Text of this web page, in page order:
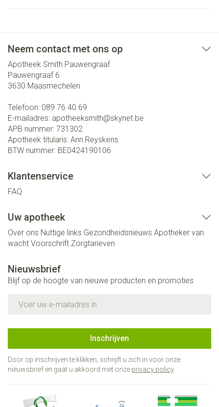
Neem contact met ons op
Apotheek Smith Pauwengraaf
Pauwengraaf 6
3630 Maasmechelen
Telefoon: 089 76 40 69
E-mailadres: apotheeksmith@skynet.be
APB nummer: 731302
Apotheek titularis: Ann Reyskens
BTW nummer: BE0424190106
Klantenservice
FAQ
Uw apotheek
Over ons Nuttige links Gezondheidsnieuws Apotheker van
wacht Voorschrift Zorgtarieven
Nieuwsbrief
Blijf op de hoogte van nieuwe producten en promoties
Inschrijven
Door op inschrijven te klikken, schrijft u zich in voor onze
nieuwsbrief en gaat u akkoord met onze privacy policy.